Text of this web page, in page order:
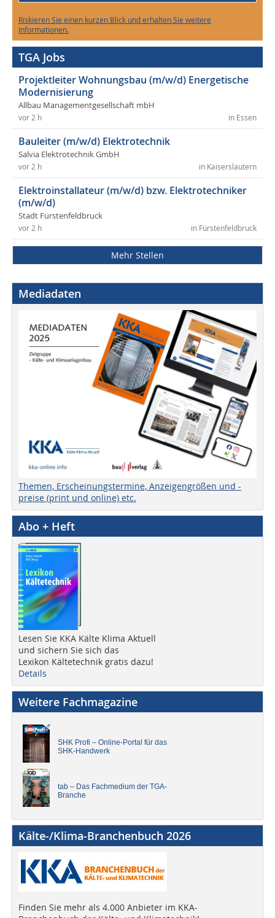
Riskieren Sie einen kurzen Blick und erhalten Sie weitere
Informationen.
TGA Jobs
Projektleiter Wohnungsbau (m/w/d) Energetische
Modernisierung
Allbau Managementgesellschaft mbH
in Essen
vor 2 h
Bauleiter (m/w/d) Elektrotechnik
Salvia Elektrotechnik GmbH
in Kaiserslautern
vor 2 h
Elektroinstallateur (m/w/d) bzw. Elektrotechniker
(m/w/d)
Stadt Fürstenfeldbruck
in Fürstenfeldbruck
vor 2 h
Mehr Stellen
Mediadaten
Themen, Erscheinungstermine, Anzeigengrößen und -
preise (print und online) etc.
Abo + Heft
Lesen Sie KKA Kälte Klima Aktuell
und sichern Sie sich das
Lexikon Kältetechnik gratis dazu!
Details
Weitere Fachmagazine
SHK Profi – Online-Portal für das
SHK-Handwerk
tab – Das Fachmedium der TGA-
Branche
Kälte-/Klima-Branchenbuch 2026
Finden Sie mehr als 4.000 Anbieter im KKA-